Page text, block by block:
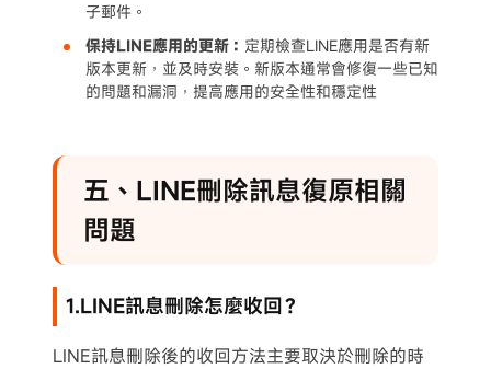
子郵件。
保持LINE應用的更新： 定期檢查LINE應用是否有新
版本更新，並及時安裝。新版本通常會修復一些已知
的問題和漏洞，提高應用的安全性和穩定性
五、LINE刪除訊息復原相關
問題
1.LINE訊息刪除怎麼收回？
LINE訊息刪除後的收回方法主要取決於刪除的時